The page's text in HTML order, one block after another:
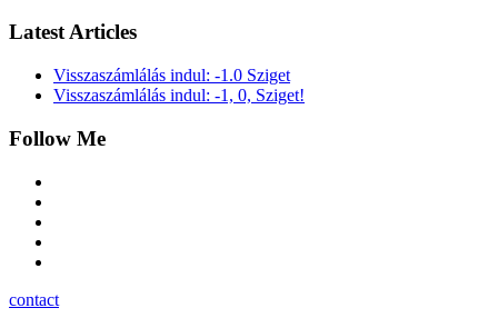
Latest Articles
Visszaszámlálás indul: -1.0 Sziget
Visszaszámlálás indul: -1, 0, Sziget!
Follow Me
contact